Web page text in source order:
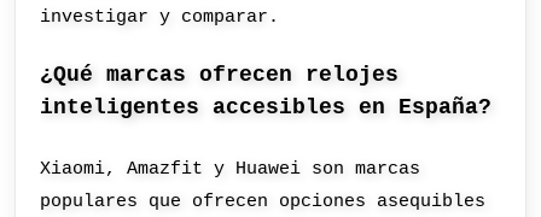
investigar y comparar.
¿Qué marcas ofrecen relojes
inteligentes accesibles en España?
Xiaomi, Amazfit y Huawei son marcas
populares que ofrecen opciones asequibles